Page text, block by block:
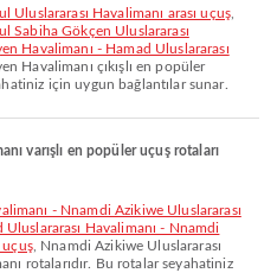
Uluslararası Havalimanı arası uçuş,
Sabiha Gökçen Uluslararası
Havalimanı - Hamad Uluslararası
Havalimanı çıkışlı en popüler
için uygun bağlantılar sunar.
varışlı en popüler uçuş rotaları
Havalimanı - Nnamdi
uçuş, Nnamdi Azikiwe Uluslararası
rotalarıdır. Bu rotalar seyahatiniz